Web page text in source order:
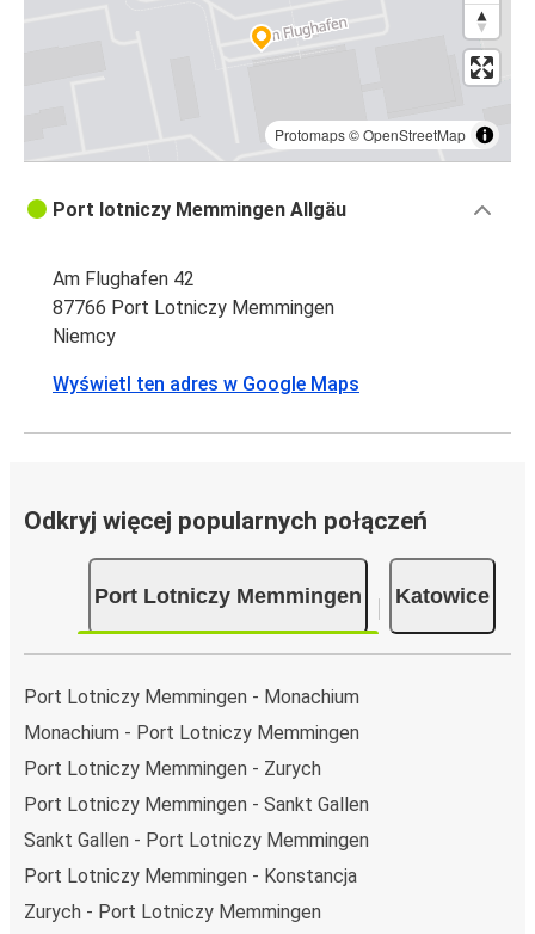
Protomaps©OpenStreetMap
Port lotniczy Memmingen Allgäu
Am Flughafen 42
87766 Port Lotniczy Memmingen
Niemcy
Wyświetl ten adres w Google Maps
Odkryj więcej popularnych połączeń
Port Lotniczy Memmingen Katowice
Port Lotniczy Memmingen - Monachium
Monachium - Port Lotniczy Memmingen
Port Lotniczy Memmingen - Zurych
Port Lotniczy Memmingen - Sankt Gallen
Sankt Gallen - Port Lotniczy Memmingen
Port Lotniczy Memmingen - Konstancja
Zurych - Port Lotniczy Memmingen